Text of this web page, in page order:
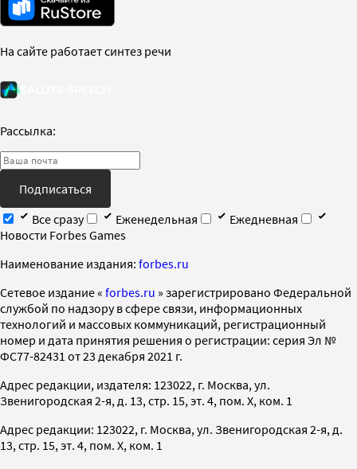
На сайте работает синтез речи
Рассылка:
Подписаться
Все сразу
Еженедельная
Ежедневная
Новости Forbes Games
Наименование издания: forbes.ru
Cетевое издание « forbes.ru » зарегистрировано Федеральной
службой по надзору в сфере связи, информационных
технологий и массовых коммуникаций, регистрационный
номер и дата принятия решения о регистрации: серия Эл №
ФС77-82431 от 23 декабря 2021 г.
Адрес редакции, издателя: 123022, г. Москва, ул.
Звенигородская 2-я, д. 13, стр. 15, эт. 4, пом. X, ком. 1
Адрес редакции: 123022, г. Москва, ул. Звенигородская 2-я, д.
13, стр. 15, эт. 4, пом. X, ком. 1